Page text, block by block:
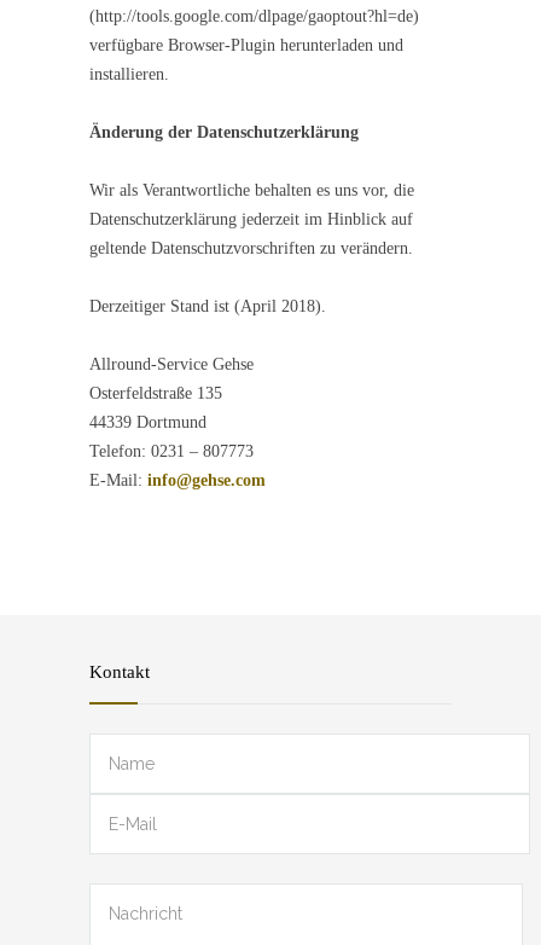
(http://tools.google.com/dlpage/gaoptout?hl=de)
verfügbare Browser-Plugin herunterladen und
installieren.
Änderung der Datenschutzerklärung
Wir als Verantwortliche behalten es uns vor, die
Datenschutzerklärung jederzeit im Hinblick auf
geltende Datenschutzvorschriften zu verändern.
Derzeitiger Stand ist (April 2018).
Allround-Service Gehse
Osterfeldstraße 135
44339 Dortmund
Telefon: 0231 – 807773
E-Mail: info@gehse.com
Kontakt